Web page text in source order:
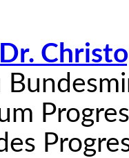
Dr.